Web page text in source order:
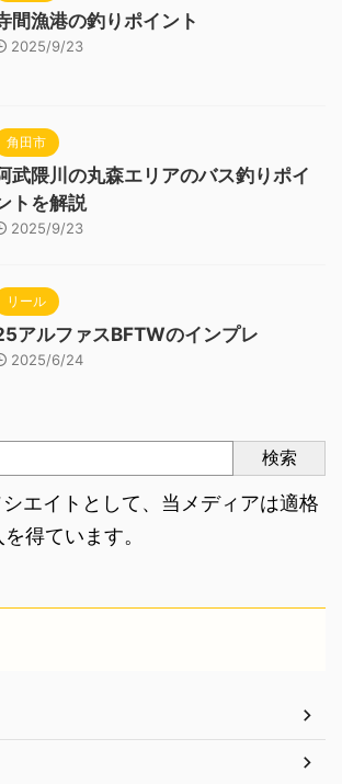
間漁港の釣りポイント
2025/9/23
角田市
武隈川の丸森エリアのバス釣りポイ
トを解説
2025/9/23
リール
アルファスBFTWのインプレ
2025/6/24
検索
エイトとして、当メディアは適格
得ています。